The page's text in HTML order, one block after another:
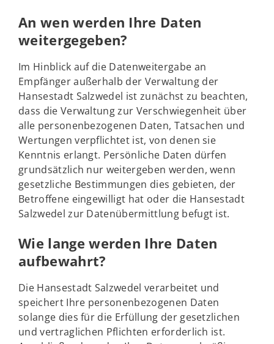
An wen werden Ihre Daten
weitergegeben?
Im Hinblick auf die Datenweitergabe an
Empfänger außerhalb der Verwaltung der
Hansestadt Salzwedel ist zunächst zu beachten,
dass die Verwaltung zur Verschwiegenheit über
alle personenbezogenen Daten, Tatsachen und
Wertungen verpflichtet ist, von denen sie
Kenntnis erlangt. Persönliche Daten dürfen
grundsätzlich nur weitergeben werden, wenn
gesetzliche Bestimmungen dies gebieten, der
Betroffene eingewilligt hat oder die Hansestadt
Salzwedel zur Datenübermittlung befugt ist.
Wie lange werden Ihre Daten
aufbewahrt?
Die Hansestadt Salzwedel verarbeitet und
speichert Ihre personenbezogenen Daten
solange dies für die Erfüllung der gesetzlichen
und vertraglichen Pflichten erforderlich ist.